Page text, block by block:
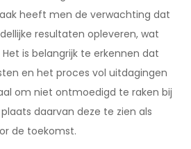
heeft men de verwachting dat
resultaten opleveren, wat
is belangrijk te erkennen dat
en het proces vol uitdagingen
om niet ontmoedigd te raken bij
daarvan deze te zien als
de toekomst.